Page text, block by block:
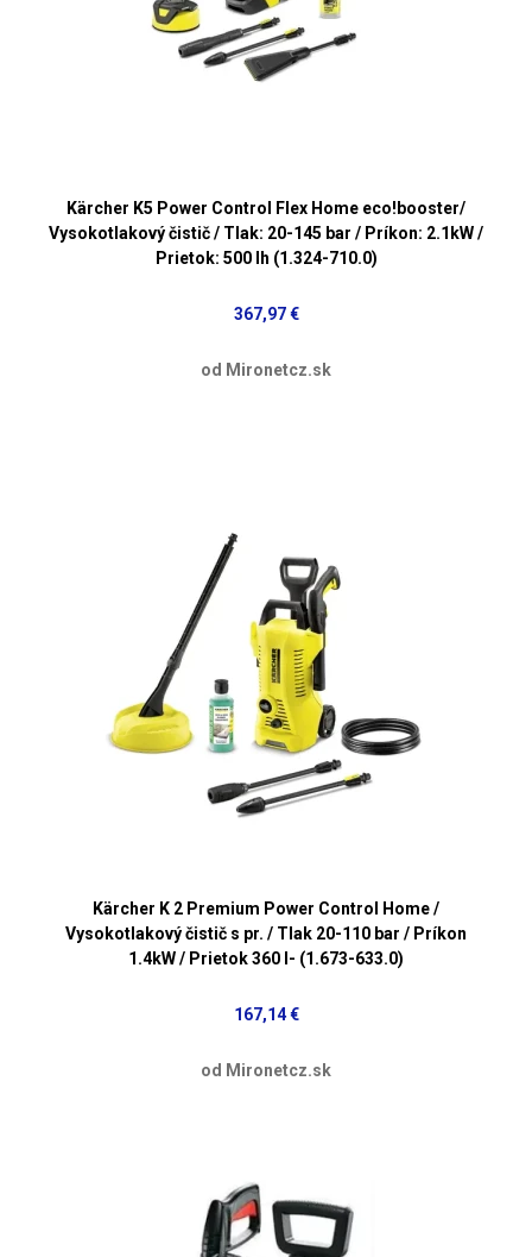
Kärcher K5 Power Control Flex Home eco!booster/
Vysokotlakový čistič / Tlak: 20-145 bar / Príkon: 2.1kW /
Prietok: 500 lh (1.324-710.0)
367,97 €
od Mironetcz.sk
Kärcher K 2 Premium Power Control Home /
Vysokotlakový čistič s pr. / Tlak 20-110 bar / Príkon
1.4kW / Prietok 360 l- (1.673-633.0)
167,14 €
od Mironetcz.sk